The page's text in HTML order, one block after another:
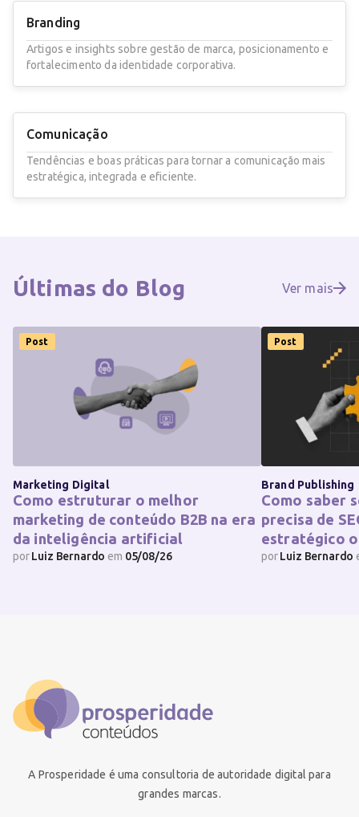
Branding
Artigos e insights sobre gestão de marca, posicionamento e
fortalecimento da identidade corporativa.
Comunicação
Tendências e boas práticas para tornar a comunicação mais
estratégica, integrada e eficiente.
Últimas do Blog Ver mais
Post
Marketing Digital
Como estruturar o melhor
marketing de conteúdo B2B na era
da inteligência artificial
porLuiz Bernardo em 05/08/26
Post
Brand Publishing
Como saber
precisa de
estratégico
porLuiz Bernardo
A Prosperidade é uma consultoria de autoridade digital para
grandes marcas.